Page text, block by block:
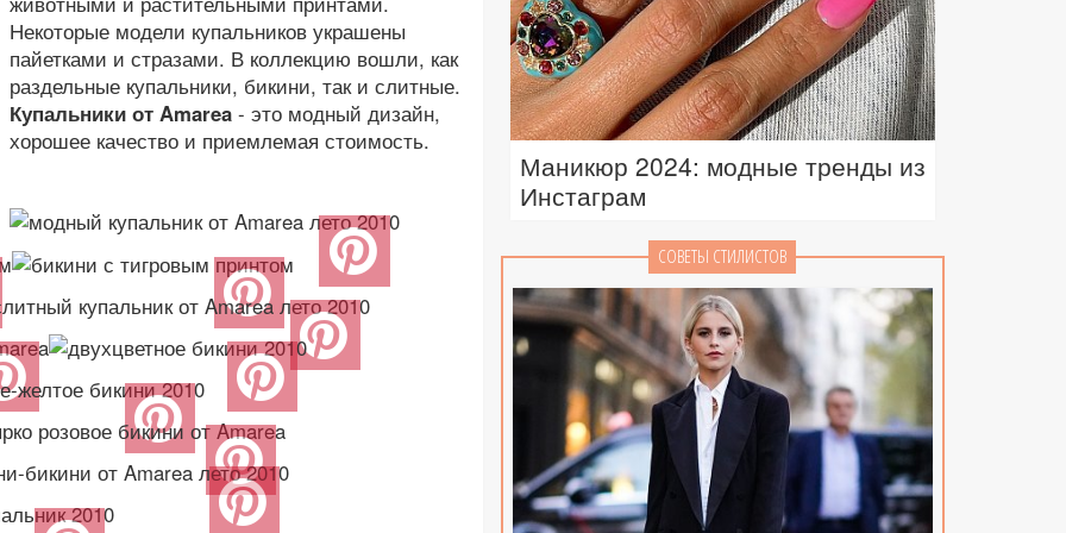
Некоторые модели купальников украшены
пайетками и стразами. В коллекцию вошли, как
раздельные купальники, бикини, так и слитные.
Купальники от Amarea- это модный дизайн,
хорошее качество и приемлемая стоимость.
Маникюр 2024: модные тренды из
Инстаграм
СОВЕТЫ СТИЛИСТОВ